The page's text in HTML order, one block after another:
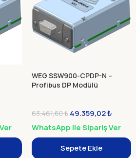
WEG SSW900-CPDP-N –
Profibus DP Modülü
63.461,60₺ 49.359,02₺
WhatsApp ile Sipariş Ver
Sepete Ekle